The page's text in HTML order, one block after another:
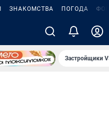
ЗНАКОМСТВА ПОГОДА
Застройщики